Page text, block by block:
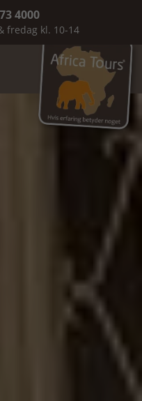
4000
fredag kl. 10-14